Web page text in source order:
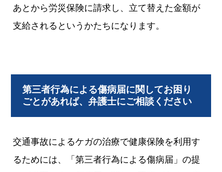
あとから労災保険に請求し、立て替えた金額が
支給されるというかたちになります。
第三者行為による傷病届に関してお困り
ごとがあれば、弁護士にご相談ください
交通事故によるケガの治療で健康保険を利用す
るためには、「第三者行為による傷病届」の提